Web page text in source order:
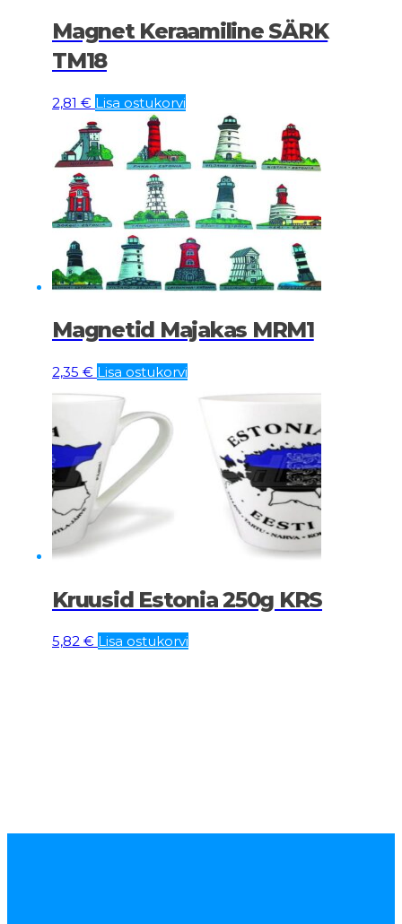
Magnet Keraamiline SÄRK
TM18
2,81 € Lisa ostukorvi
Magnetid Majakas MRM1
2,35 € Lisa ostukorvi
Kruusid Estonia 250g KRS
5,82 € Lisa ostukorvi